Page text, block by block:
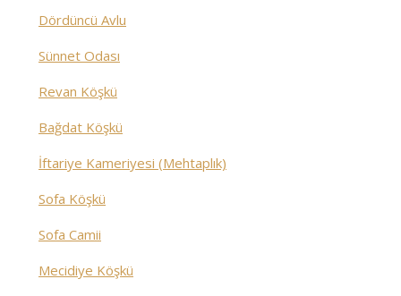
Dördüncü Avlu
Sünnet Odası
Revan Köşkü
Bağdat Köşkü
İftariye Kameriyesi (Mehtaplık)
Sofa Köşkü
Sofa Camii
Mecidiye Köşkü